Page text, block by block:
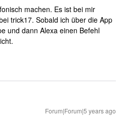
machen. Es ist bei mir
trick17. Sobald ich über die App
und dann Alexa einen Befehl
Forum|Forum|5 years ago